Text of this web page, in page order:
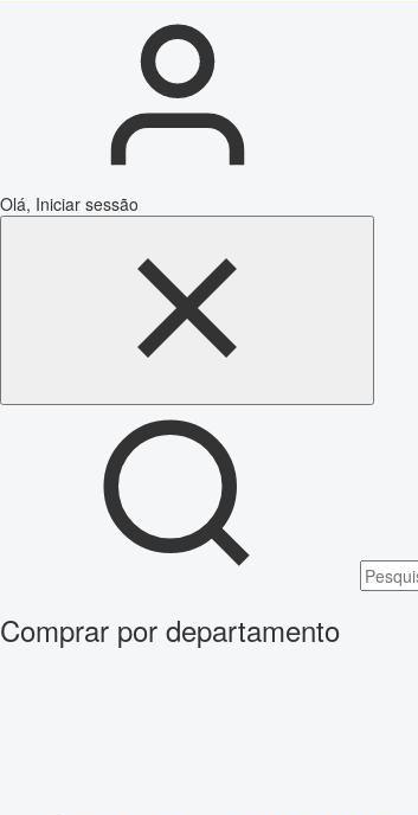
Olá, Iniciar sessão
Comprar por departamento